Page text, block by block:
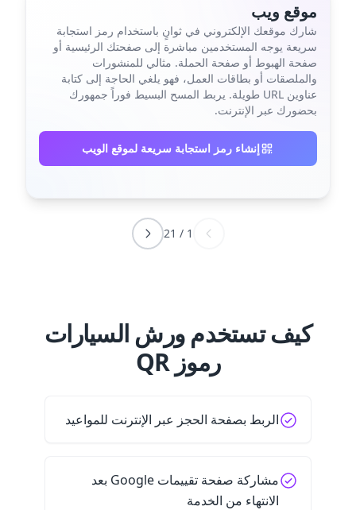
موقع ويب
شارك موقعك الإلكتروني في ثوانٍ باستخدام رمز استجابة
سريعة يوجه المستخدمين مباشرة إلى صفحتك الرئيسية أو
صفحة الهبوط أو صفحة الحملة. مثالي للمنشورات
والملصقات أو بطاقات العمل، فهو يلغي الحاجة إلى كتابة
عناوين URL طويلة. يربط المسح البسيط فوراً جمهورك
بحضورك عبر الإنترنت.
إنشاء رمز استجابة سريعة لموقع الويب
1
/
21
كيف تستخدم ورش السيارات
رموز QR
الربط بصفحة الحجز عبر الإنترنت للمواعيد
مشاركة صفحة تقييمات Google بعد
الانتهاء من الخدمة